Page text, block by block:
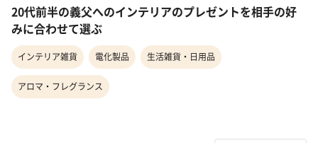
20代前半の義父へのインテリアのプレゼントを相手の好
みに合わせて選ぶ
インテリア雑貨 電化製品 生活雑貨・日用品
アロマ・フレグランス